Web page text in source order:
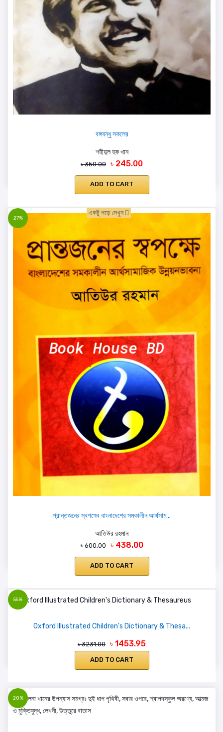
বঙ্গবন্ধু সকলের
শহীদুল হক খান
৳ 350.00 ৳ 245.00
ADD TO CART
27%
একটু পড়ে দেখুন
প্রান্তজনের স্বপক্ষেঃ বাংলাদেশের সমকালীন আর্থসাম...
আতিউর রহমান
৳ 600.00 ৳ 438.00
ADD TO CART
55%
Oxford Illustrated Children's Dictionary & Thesa...
৳ 3231.00 ৳ 1453.95
ADD TO CART
20%